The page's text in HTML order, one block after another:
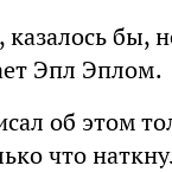
казалось бы,
Эпл Эплом.
об этом
что